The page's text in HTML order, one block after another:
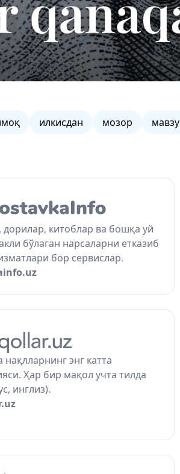
илкисдан мозор мавзу
дорилар, китоблар ва бошқа уй
бўлаган нарсаларни етказиб
бор сервислар.
энг катта
Ҳар бир мақол учта тилда
инглиз).